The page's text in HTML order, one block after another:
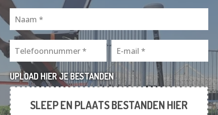
UPLOAD HIER JE BESTANDEN
SLEEP EN PLAATS BESTANDEN HIER